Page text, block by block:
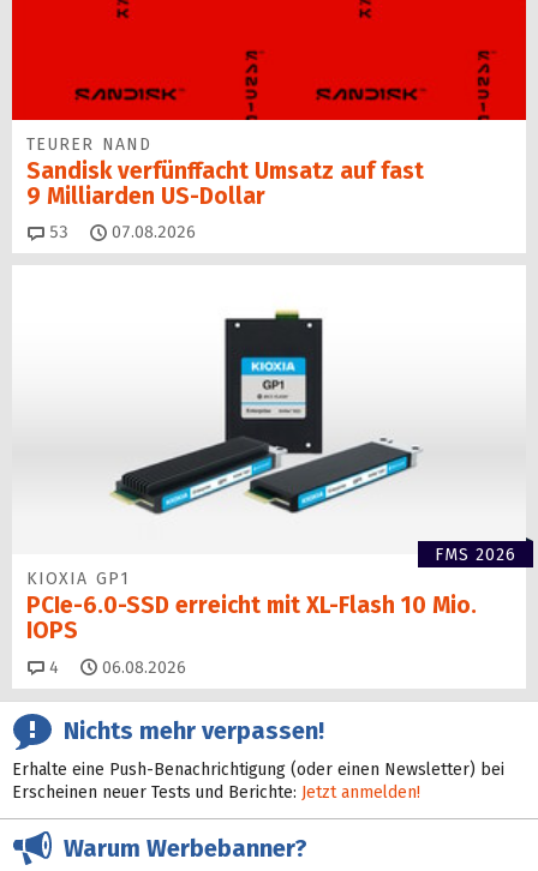
TEURER NAND
Sandisk verfünffacht Umsatz auf fast
9 Milliarden US-Dollar
53 Kommentare
07.08.2026
FMS 2026
KIOXIA GP1
PCIe-6.0-SSD erreicht mit XL-Flash 10 Mio.
IOPS
4 Kommentare
06.08.2026
Nichts mehr verpassen!
Erhalte eine Push-Benachrichtigung (oder einen Newsletter) bei
Erscheinen neuer Tests und Berichte: Jetzt anmelden!
Warum Werbebanner?